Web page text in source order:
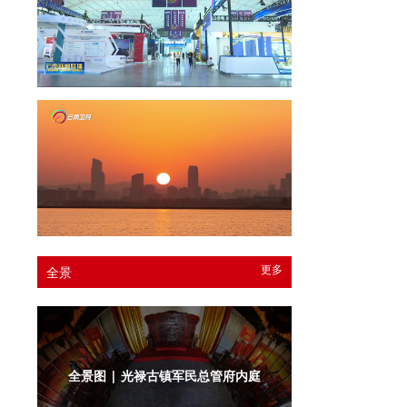
更多
全景
全景图 | 光禄古镇军民总管府衙门